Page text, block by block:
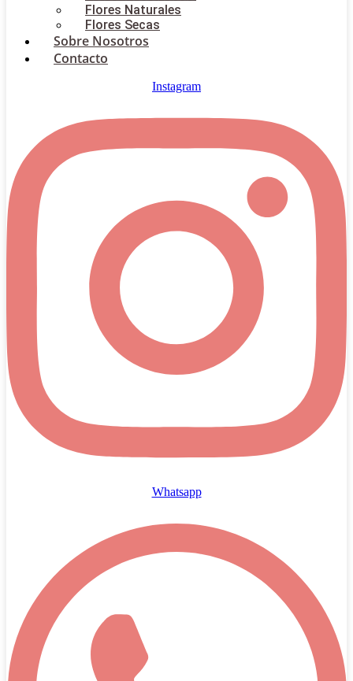
Flores Naturales
Flores Secas
Sobre Nosotros
Contacto
Instagram
Whatsapp